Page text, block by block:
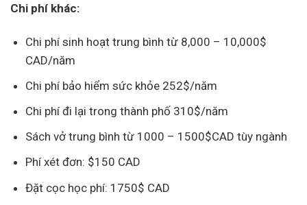
Chi phí khác:
Chi phí sinh hoạt trung bình từ 8,000 – 10,000$
CAD/năm
Chi phí bảo hiểm sức khỏe 252$/năm
Chi phí đi lại trong thành phố 310$/năm
Sách vở trung bình từ 1000 – 1500$CAD tùy ngành
Phí xét đơn: $150 CAD
Đặt cọc học phí: 1750$ CAD